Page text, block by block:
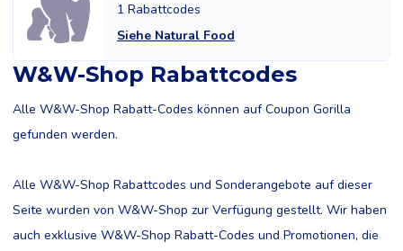
1 Rabattcodes
Siehe Natural Food
W&W-Shop Rabattcodes
Alle W&W-Shop Rabatt-Codes können auf Coupon Gorilla
gefunden werden.
Alle W&W-Shop Rabattcodes und Sonderangebote auf dieser
Seite wurden von W&W-Shop zur Verfügung gestellt. Wir haben
auch exklusive W&W-Shop Rabatt-Codes und Promotionen, die